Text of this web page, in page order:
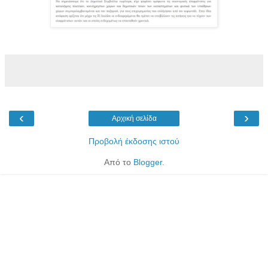
‹ ›
Αρχική σελίδα
Προβολή έκδοσης ιστού
Από το Blogger.